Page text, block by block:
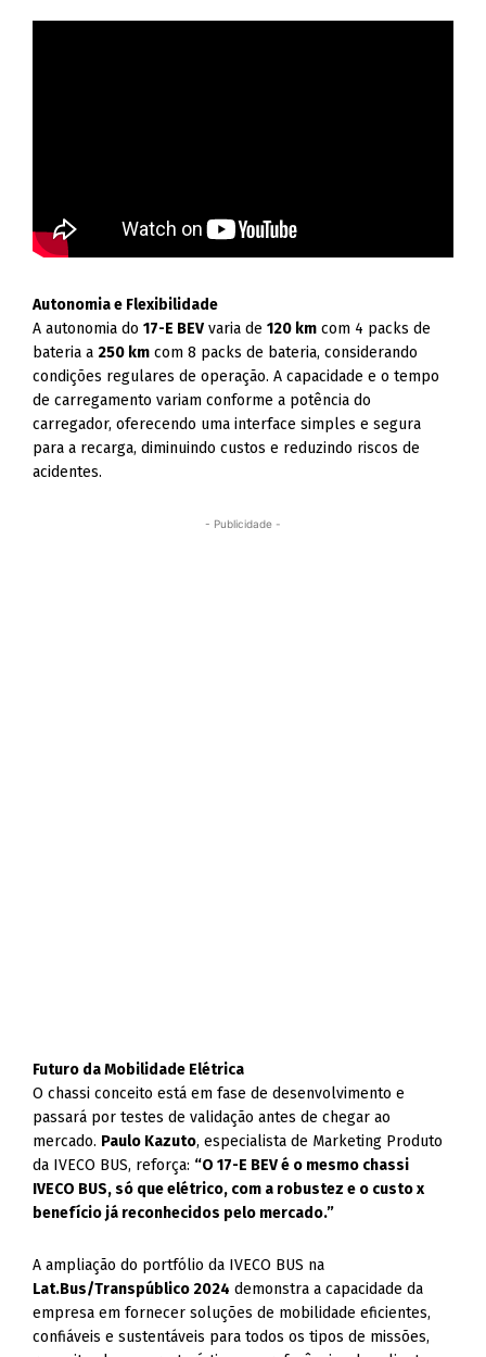
Autonomia e Flexibilidade
A autonomia do17-E BEV varia de120 km com 4 packs de
bateria a250 km com 8 packs de bateria, considerando
condições regulares de operação. A capacidade e o tempo
de carregamento variam conforme a potência do
carregador, oferecendo uma interface simples e segura
para a recarga, diminuindo custos e reduzindo riscos de
acidentes.
- Publicidade -
Futuro da Mobilidade Elétrica
O chassi conceito está em fase de desenvolvimento e
passará por testes de validação antes de chegar ao
mercado. Paulo Kazuto, especialista de Marketing Produto
da IVECO BUS, reforça: “O 17-E BEV é o mesmo chassi
IVECO BUS, só que elétrico, com a robustez e o custo x
benefício já reconhecidos pelo mercado.”
A ampliação do portfólio da IVECO BUS na
Lat.Bus/Transpúblico 2024 demonstra a capacidade da
empresa em fornecer soluções de mobilidade eficientes,
confiáveis e sustentáveis para todos os tipos de missões,